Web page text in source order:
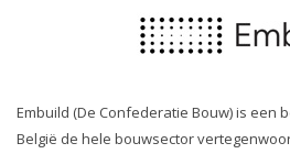
Embuild (De Confederatie Bouw) is een
België de hele bouwsector